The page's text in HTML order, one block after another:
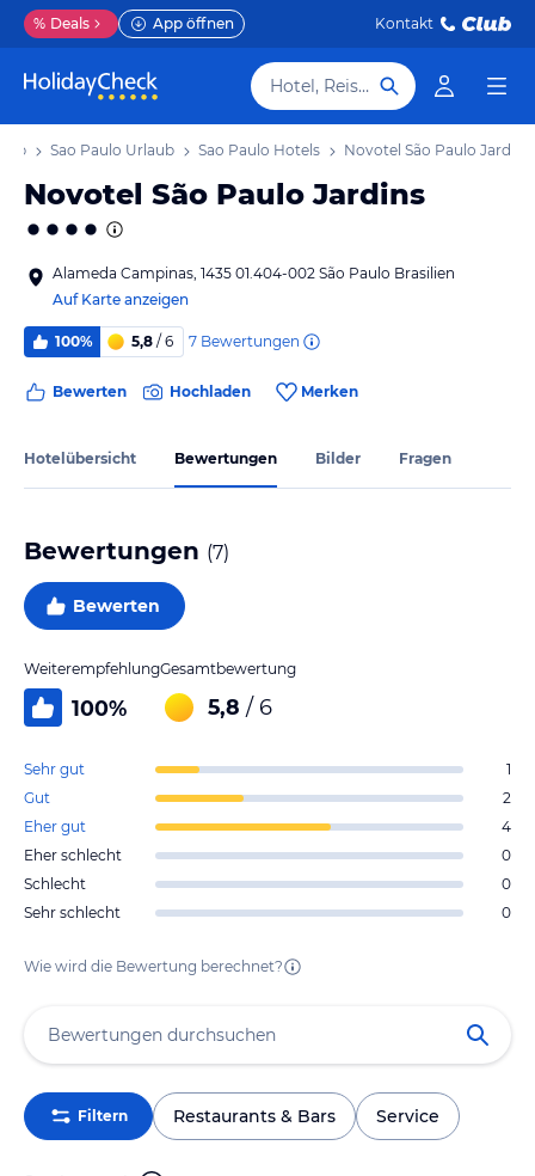
% Deals App öffnen Kontakt
Hotel, Reiseziel
Sao Paulo Urlaub Sao Paulo Hotels Novotel São Paulo Jardins
Novotel São Paulo Jardins
Alameda Campinas, 1435 01.404-002 São Paulo Brasilien
Auf Karte anzeigen
100% 5,8 / 6 7 Bewertungen
Bewerten Hochladen Merken
Hotelübersicht Bewertungen Bilder Fragen
Bewertungen (7)
Bewerten
Weiterempfehlung
100%
Gesamtbewertung
5,8 / 6
Sehr gut
1
Gut
2
Eher gut
4
Eher schlecht
0
Schlecht
0
Sehr schlecht
0
Wie wird die Bewertung berechnet?
Filtern Restaurants & Bars Service